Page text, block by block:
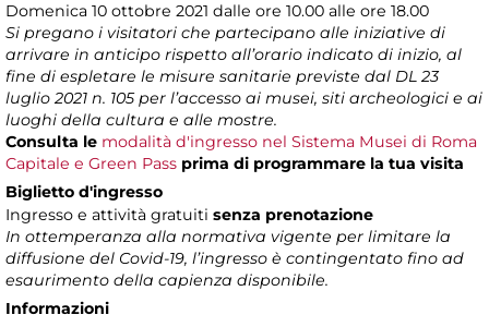
Domenica 10 ottobre 2021 dalle ore 10.00 alle ore 18.00
Si pregano i visitatori che partecipano alle iniziative di
arrivare in anticipo rispetto all’orario indicato di inizio, al
fine di espletare le misure sanitarie previste dal DL 23
luglio 2021 n. 105 per l’accesso ai musei, siti archeologici e ai
luoghi della cultura e alle mostre.
Consulta le modalità d'ingresso nel Sistema Musei di Roma
Capitale e Green Pass prima di programmare la tua visita
Biglietto d'ingresso
Ingresso e attività gratuiti senza prenotazione
In ottemperanza alla normativa vigente per limitare la
diffusione del Covid-19, l’ingresso è contingentato fino ad
esaurimento della capienza disponibile.
Informazioni